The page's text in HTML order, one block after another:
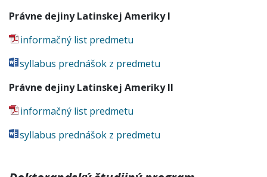
Právne dejiny Latinskej Ameriky I
informačný list predmetu
syllabus prednášok z predmetu
Právne dejiny Latinskej Ameriky II
informačný list predmetu
syllabus prednášok z predmetu